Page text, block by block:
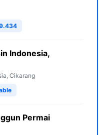
Indonesia,
Cikarang
Permai